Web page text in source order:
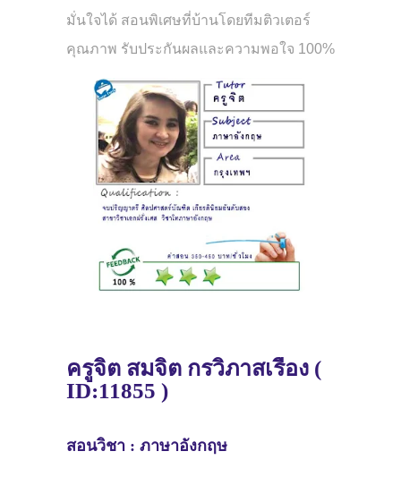
มั่นใจได้ สอนพิเศษที่บ้านโดยทีมติวเตอร์
คุณภาพ รับประกันผลและความพอใจ 100%
ครูจิต สมจิต กรวิภาสเรือง (
ID:11855 )
สอนวิชา : ภาษาอังกฤษ